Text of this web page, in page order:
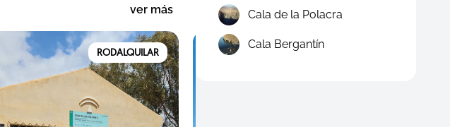
ver más
RODALQUILAR RODALQUILAR
Cala de la Polacra
Cala Bergantín